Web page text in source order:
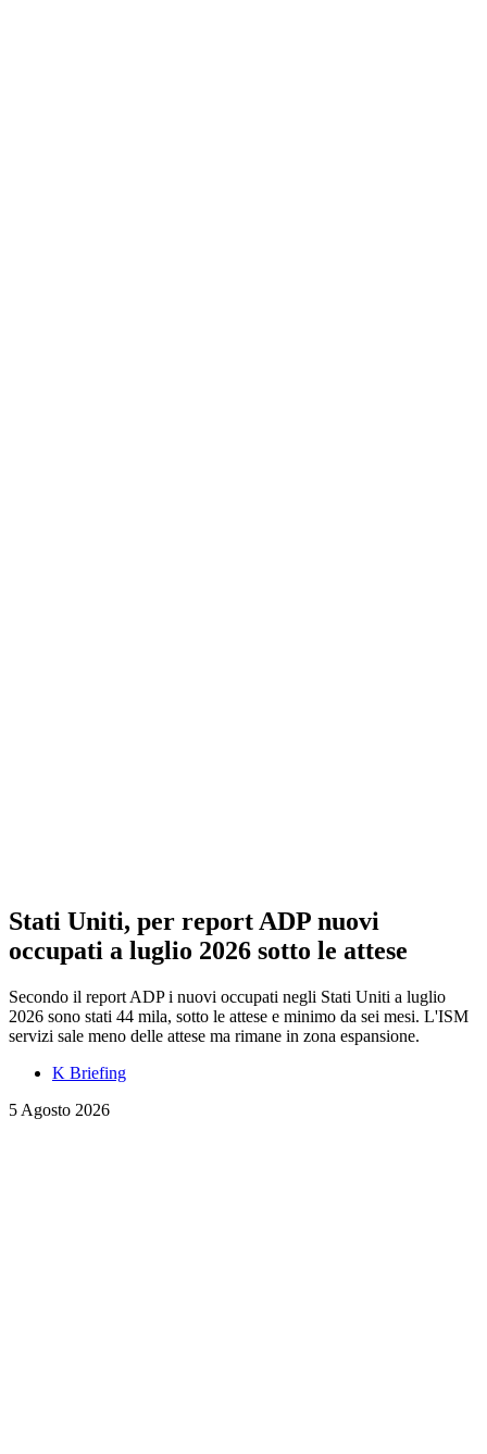
Stati Uniti, per report ADP nuovi
occupati a luglio 2026 sotto le attese
Secondo il report ADP i nuovi occupati negli Stati Uniti a luglio
2026 sono stati 44 mila, sotto le attese e minimo da sei mesi. L'ISM
servizi sale meno delle attese ma rimane in zona espansione.
K Briefing
5 Agosto 2026